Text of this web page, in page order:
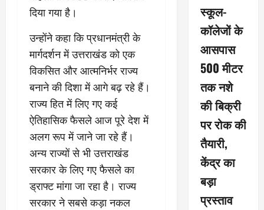
दिया गया है।
उन्होंने कहा कि प्रधानमंत्री के
मार्गदर्शन में उत्तराखंड को एक
विकसित और आत्मनिर्भर राज्य
बनाने की दिशा में आगे बढ़ रहे हैं।
राज्य हित में लिए गए कई
ऐतिहासिक फैसले आज पूरे देश में
अलग रूप में जाने जा रहे हैं।
अन्य राज्यों से भी उत्तराखंड
सरकार के लिए गए फैसले का
ड्राफ्ट मांगा जा रहा है। राज्य
सरकार ने सबसे कड़ा नकल
स्कूल-
कॉलेजों के
आसपास
500 मीटर
तक नशे
की बिक्री
पर रोक की
तैयारी,
केंद्र का
बड़ा
प्रस्ताव